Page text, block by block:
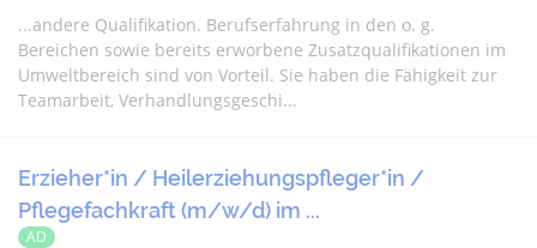
...andere Qualifikation. Berufserfahrung in den o. g.
Bereichen sowie bereits erworbene Zusatzqualifikationen im
Umweltbereich sind von Vorteil. Sie haben die Fähigkeit zur
Teamarbeit, Verhandlungsgeschi...
Erzieher*in / Heilerziehungspfleger*in /
Pflegefachkraft (m/w/d) im ...
AD